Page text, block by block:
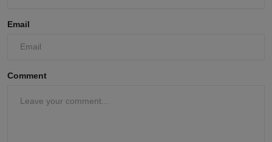
Email
Comment